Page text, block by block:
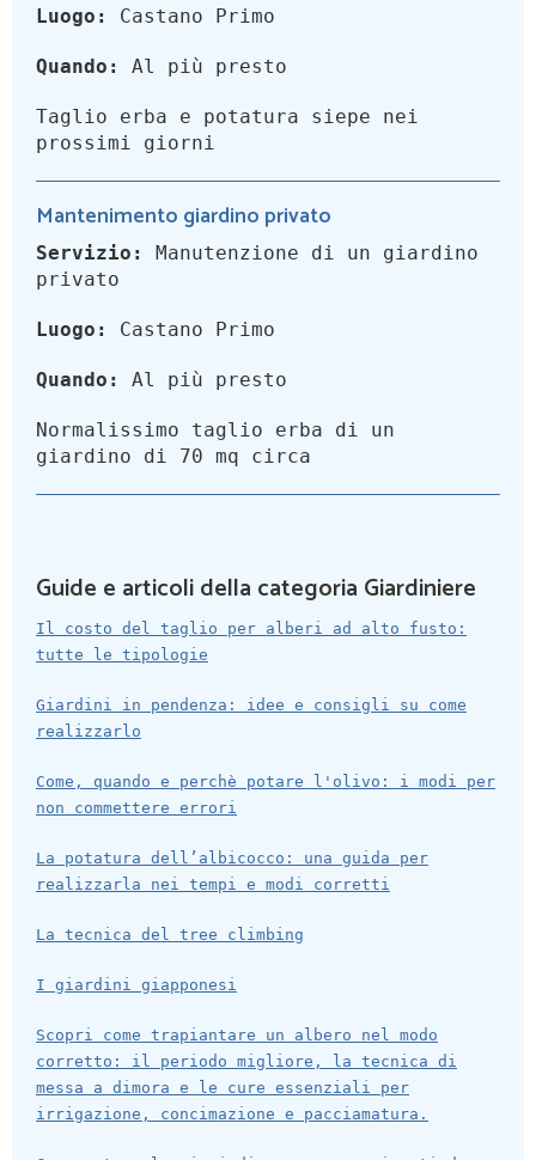
Luogo: Castano Primo
Quando: Al più presto
Taglio erba e potatura siepe nei
prossimi giorni
Mantenimento giardino privato
Servizio:
Manutenzione di un giardino
privato
Luogo: Castano Primo
Quando: Al più presto
Normalissimo taglio erba di un
giardino di 70 mq circa
Guide e articoli della categoria Giardiniere
Il costo del taglio per alberi ad alto fusto:
tutte le tipologie
Giardini in pendenza: idee e consigli su come
realizzarlo
Come, quando e perchè potare l'olivo: i modi per
non commettere errori
La potatura dell’albicocco: una guida per
realizzarla nei tempi e modi corretti
La tecnica del tree climbing
I giardini giapponesi
Scopri come trapiantare un albero nel modo
corretto: il periodo migliore, la tecnica di
messa a dimora e le cure essenziali per
irrigazione, concimazione e pacciamatura.